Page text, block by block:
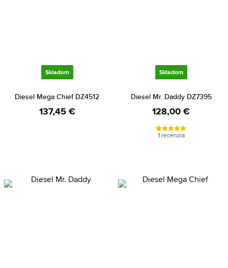
Skladom
Diesel Mega Chief DZ4512
137,45 €
Skladom
Diesel Mr. Daddy DZ7395
128,00 €
1 recenzia